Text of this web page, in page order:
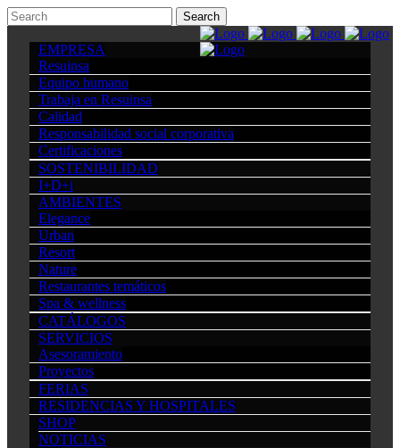
EMPRESA
Resuinsa
Equipo humano
Trabaja en Resuinsa
Calidad
Responsabilidad social corporativa
Certificaciones
SOSTENIBILIDAD
I+D+i
AMBIENTES
Elegance
Urban
Resort
Nature
Restaurantes temáticos
Spa & wellness
CATÁLOGOS
SERVICIOS
Asesoramiento
Proyectos
FERIAS
RESIDENCIAS Y HOSPITALES
SHOP
NOTICIAS